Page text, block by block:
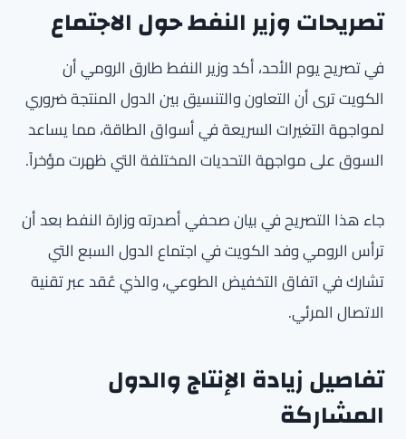
تصريحات وزير النفط حول الاجتماع
في تصريح يوم الأحد، أكد وزير النفط طارق الرومي أن
الكويت ترى أن التعاون والتنسيق بين الدول المنتجة ضروري
لمواجهة التغيرات السريعة في أسواق الطاقة، مما يساعد
السوق على مواجهة التحديات المختلفة التي ظهرت مؤخراً.
جاء هذا التصريح في بيان صحفي أصدرته وزارة النفط بعد أن
ترأس الرومي وفد الكويت في اجتماع الدول السبع التي
تشارك في اتفاق التخفيض الطوعي، والذي عُقد عبر تقنية
الاتصال المرئي.
تفاصيل زيادة الإنتاج والدول
المشاركة